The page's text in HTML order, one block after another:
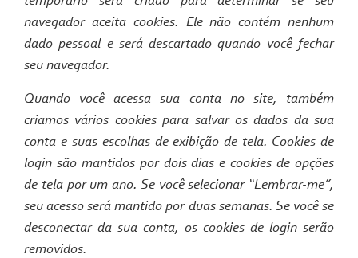
navegador aceita cookies. Ele não contém nenhum
dado pessoal e será descartado quando você fechar
seu navegador.
Quando você acessa sua conta no site, também
criamos vários cookies para salvar os dados da sua
conta e suas escolhas de exibição de tela. Cookies de
login são mantidos por dois dias e cookies de opções
de tela por um ano. Se você selecionar “Lembrar-me”,
seu acesso será mantido por duas semanas. Se você se
desconectar da sua conta, os cookies de login serão
removidos.